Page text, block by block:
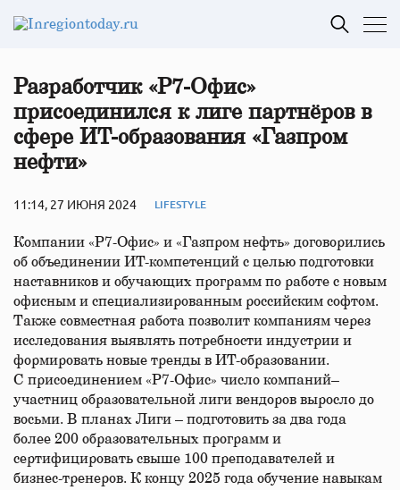
Разработчик «Р7-Офис»
присоединился к лиге партнёров в
сфере ИТ-образования «Газпром
нефти»
11:14, 27 ИЮНЯ 2024 LIFESTYLE
Компании «Р7-Офис» и «Газпром нефть» договорились
об объединении ИТ-компетенций с целью подготовки
наставников и обучающих программ по работе с новым
офисным и специализированным российским софтом.
Также совместная работа позволит компаниям через
исследования выявлять потребности индустрии и
формировать новые тренды в ИТ-образовании.
С присоединением «Р7-Офис» число компаний–
участниц образовательной лиги вендоров выросло до
восьми. В планах Лиги – подготовить за два года
более 200 образовательных программ и
сертифицировать свыше 100 преподавателей и
бизнес-тренеров. К концу 2025 года обучение навыкам